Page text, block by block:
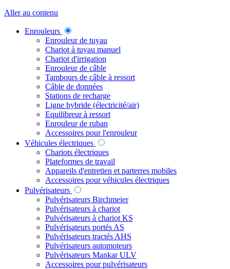
Aller au contenu
Enrouleurs
Enrouleur de tuyau
Chariot à tuyau manuel
Chariot d'irrigation
Enrouleur de câble
Tambours de câble à ressort
Câble de données
Stations de recharge
Ligne hybride (électricité/air)
Equilibreur à ressort
Enrouleur de ruban
Accessoires pour l'enrouleur
Véhicules électriques
Chariots électriques
Plateformes de travail
Appareils d'entretien et parterres mobiles
Accessoires pour véhicules électriques
Pulvérisateurs
Pulvérisateurs Birchmeier
Pulvérisateurs à chariot
Pulvérisateurs à chariot KS
Pulvérisateurs portés AS
Pulvérisateurs tractés AHS
Pulvérisateurs automoteurs
Pulvérisateurs Mankar ULV
Accessoires pour pulvérisateurs